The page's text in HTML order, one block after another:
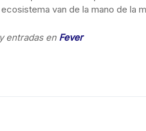
van de la mano de la
entradas en Fever